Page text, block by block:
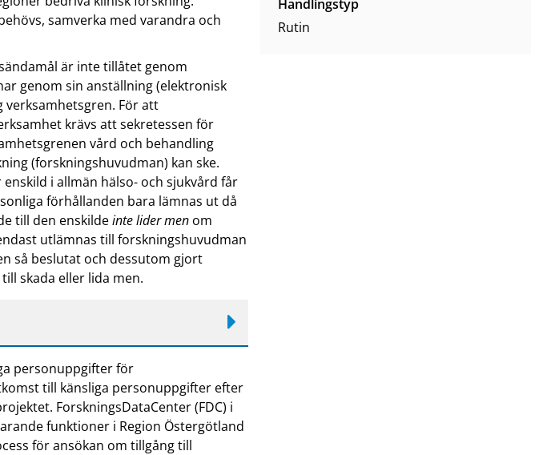
samverka med varandra och
är inte tillåtet genom
genom sin anställning (elektronisk
verksamhetsgren. För att
krävs att sekretessen för
vård och behandling
(forskningshuvudman) kan ske.
i allmän hälso- och sjukvård får
förhållanden bara lämnas ut då
till den enskildeinte lider men om
utlämnas till forskningshuvudman
så beslutat och dessutom gjort
skada eller lida men.
personuppgifter för
till känsliga personuppgifter efter
ForskningsDataCenter (FDC) i
funktioner i Region Östergötland
för ansökan om tillgång till
Handlingstyp
Rutin